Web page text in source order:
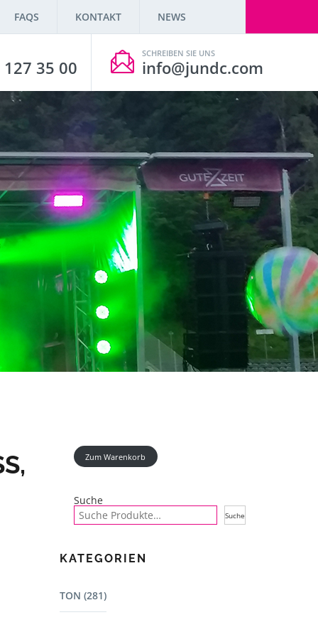
FAQS KONTAKT NEWS
SCHREIBEN SIE UNS
info@jundc.com
35 00
F
Zum Warenkorb
Suche
Suche
KATEGORIEN
TON (281)